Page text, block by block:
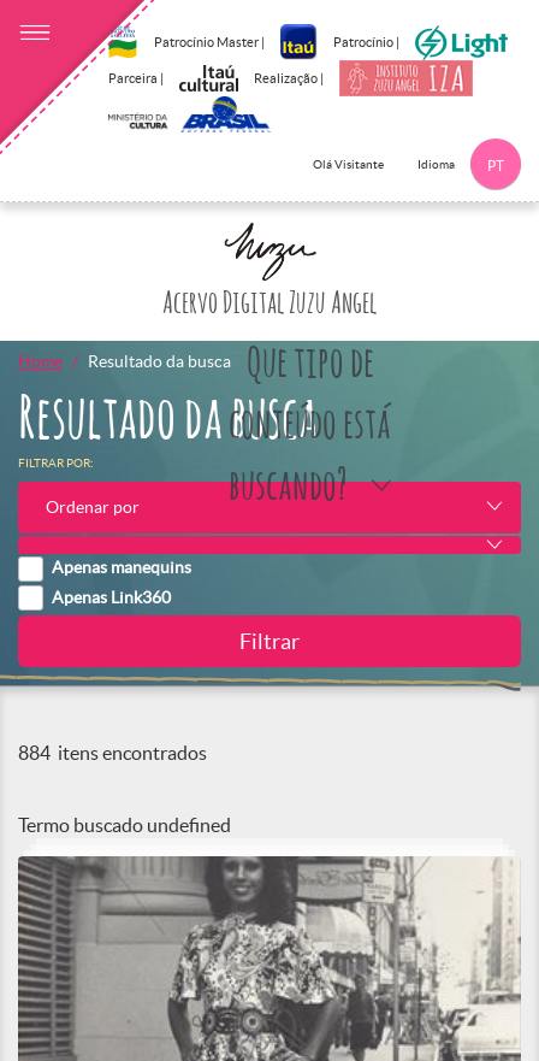
Patrocínio Master | Patrocínio |
Parceira | Realização |
Olá Visitante Idioma PT
Acervo Digital Zuzu Angel
Que tipo de
conteúdo está
buscando?
Home Resultado da busca
Resultado da busca
FILTRAR POR:
Ordenar por
Apenas manequins
Apenas Link360
884 itens encontrados
Termo buscado undefined